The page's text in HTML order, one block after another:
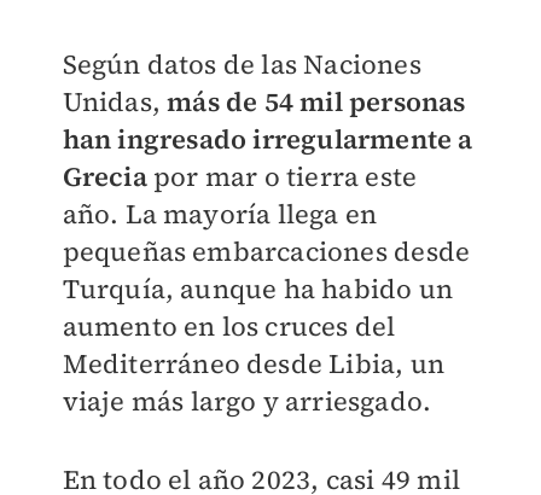
Según datos de las Naciones
Unidas, más de 54 mil personas
haningresado irregularmente a
Grecia por mar o tierra este
año. La mayoría llega en
pequeñas embarcaciones desde
Turquía, aunque ha habido un
aumento en los cruces del
Mediterráneo desde Libia, un
viaje más largo y arriesgado.
En todo el año 2023, casi 49 mil